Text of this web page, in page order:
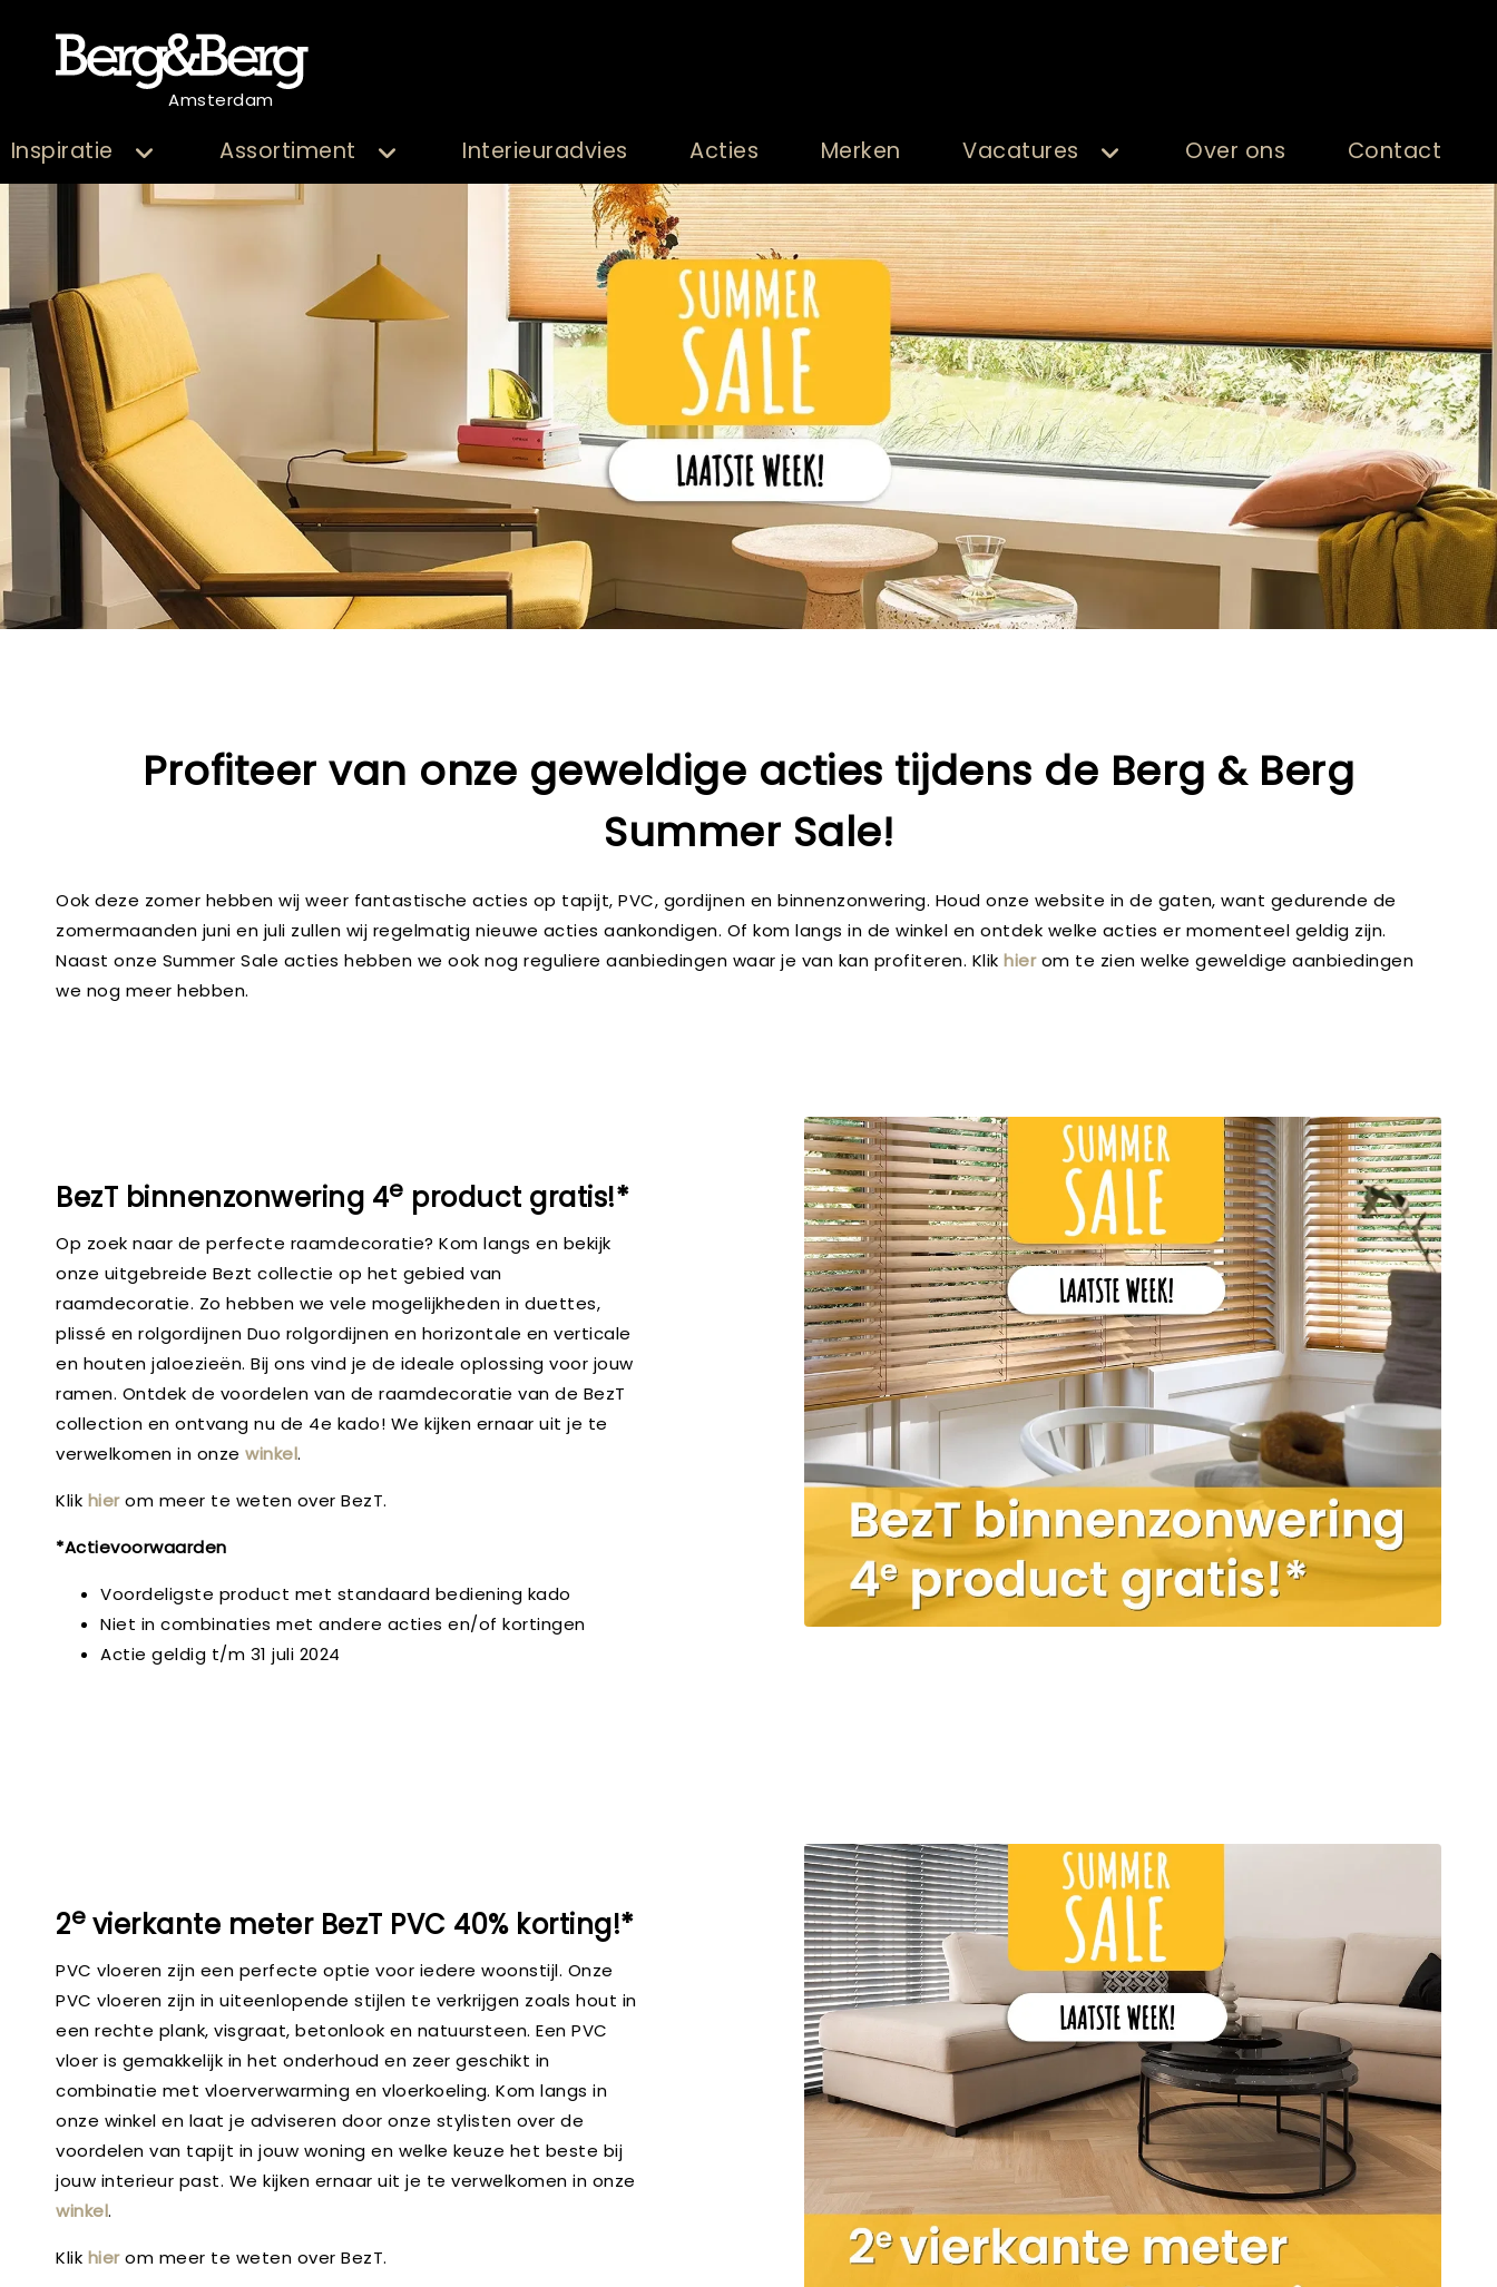
Amsterdam
Inspiratie Assortiment Interieuradvies Acties Merken Vacatures Over ons Contact
Profiteer van onze geweldige acties tijdens de Berg & Berg
Summer Sale!
Ook deze zomer hebben wij weer fantastische acties op tapijt, PVC, gordijnen en binnenzonwering. Houd onze website in de gaten, want gedurende de
zomermaanden juni en juli zullen wij regelmatig nieuwe acties aankondigen. Of kom langs in de winkel en ontdek welke acties er momenteel geldig zijn.
Naast onze Summer Sale acties hebben we ook nog reguliere aanbiedingen waar je van kan profiteren. Klik hierom te zien welke geweldige aanbiedingen
we nog meer hebben.
BezT binnenzonwering 4e product gratis!*
Op zoek naar de perfecte raamdecoratie? Kom langs en bekijk
onze uitgebreide Bezt collectie op het gebied van
raamdecoratie. Zo hebben we vele mogelijkheden in duettes,
plissé en rolgordijnen Duo rolgordijnen en horizontale en verticale
en houten jaloezieën. Bij ons vind je de ideale oplossing voor jouw
ramen. Ontdek de voordelen van de raamdecoratie van de BezT
collection en ontvang nu de 4e kado! We kijken ernaar uit je te
verwelkomen in onze winkel.
Klik hierom meer te weten over BezT.
*Actievoorwaarden
Voordeligste product met standaard bediening kado
Niet in combinaties met andere acties en/of kortingen
Actie geldig t/m 31 juli 2024
2e vierkante meter BezT PVC 40% korting!*
PVC vloeren zijn een perfecte optie voor iedere woonstijl. Onze
PVC vloeren zijn in uiteenlopende stijlen te verkrijgen zoals hout in
een rechte plank, visgraat, betonlook en natuursteen. Een PVC
vloer is gemakkelijk in het onderhoud en zeer geschikt in
combinatie met vloerverwarming en vloerkoeling. Kom langs in
onze winkel en laat je adviseren door onze stylisten over de
voordelen van tapijt in jouw woning en welke keuze het beste bij
jouw interieur past. We kijken ernaar uit je te verwelkomen in onze
winkel.
Klik hierom meer te weten over BezT.